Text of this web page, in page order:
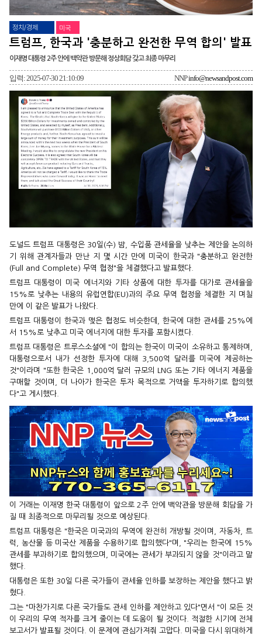
정치/경제 미국
트럼프, 한국과 '충분하고 완전한 무역 합의' 발표
이재명 대통령 2주 안에 백악관 방문해 정상회담 갖고 최종 마무리
입력: 2025-07-30 21:10:09 NNPinfo@newsandpost.com
도널드 트럼프 대통령은 30일(수) 밤, 수입품 관세율을 낮추는 제안을 논의하
기 위해 관계자들과 만난 지 몇 시간 만에 미국이 한국과 "충분하고 완전한
(Full and Complete) 무역 협정"을 체결했다고 발표했다.
트럼프 대통령이 미국 에너지와 기타 상품에 대한 투자를 대가로 관세율을
15%로 낮추는 내용의 유럽연합(EU)과의 주요 무역 협정을 체결한 지 며칠
만에 이 같은 발표가 나왔다.
트럼프 대통령이 한국과 맺은 협정도 비슷한데, 한국에 대한 관세를 25%에
서 15%로 낮추고 미국 에너지에 대한 투자를 포함시켰다.
트럼프 대통령은 트루스소셜에 "이 합의는 한국이 미국이 소유하고 통제하며,
대통령으로서 내가 선정한 투자에 대해 3,500억 달러를 미국에 제공하는
것"이라며 "또한 한국은 1,000억 달러 규모의 LNG 또는 기타 에너지 제품을
구매할 것이며, 더 나아가 한국은 투자 목적으로 거액을 투자하기로 합의했
다"고 게시했다.
이 거래는 이재명 한국 대통령이 앞으로 2주 안에 백악관을 방문해 회담을 가
질 때 최종적으로 마무리될 것으로 예상된다.
트럼프 대통령은 "한국은 미국과의 무역에 완전히 개방될 것이며, 자동차, 트
럭, 농산물 등 미국산 제품을 수용하기로 합의했다"며, "우리는 한국에 15%
관세를 부과하기로 합의했으며, 미국에는 관세가 부과되지 않을 것"이라고 말
했다.
대통령은 또한 30일 다른 국가들이 관세율 인하를 보장하는 제안을 했다고 밝
혔다.
그는 "마찬가지로 다른 국가들도 관세 인하를 제안하고 있다"면서 "이 모든 것
이 우리의 무역 적자를 크게 줄이는 데 도움이 될 것이다. 적절한 시기에 전체
보고서가 발표될 것이다. 이 문제에 관심가져줘 고맙다. 미국을 다시 위대하게